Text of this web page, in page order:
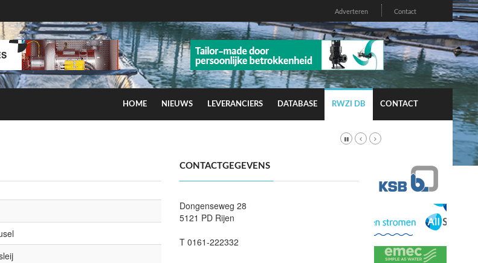
Adverteren Contact
HOME NIEUWS LEVERANCIERS DATABASE RWZI DB CONTACT
CONTACTGEGEVENS
Dongenseweg 28
5121 PD Rijen
T 0161-222332